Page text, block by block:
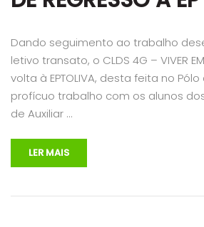
Dando seguimento ao trabalho
letivo transato, o CLDS 4G – VIVER
volta à EPTOLIVA, desta feita no
profícuo trabalho com os alunos
de Auxiliar …
LER MAIS